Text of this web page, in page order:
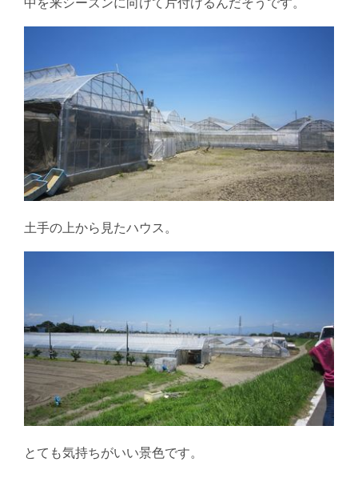
中を来シーズンに向けて片付けるんだそうです。
土手の上から見たハウス。
とても気持ちがいい景色です。